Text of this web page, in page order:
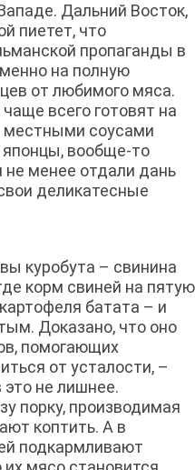
Дальний Восток,
пиетет, что
пропаганды в
на полную
от любимого мяса.
всего готовят на
местными соусами
японцы, вообще-то
менее отдали дань
деликатесные
куробута – свинина
корм свиней на пятую
батата – и
Доказано, что оно
помогающих
от усталости, –
это не лишнее.
порку, производимая
коптить. А в
подкармливают